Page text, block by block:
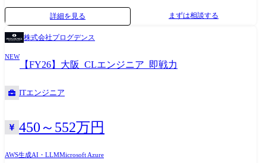
ドします。 国内初導入となる技術や製品を含む高難易度案件の実績もあ
り、常にチャレンジングな環境でスキルを磨けます。 さらに、急速に変
化するビジネスニーズに対応するため、SASEの概念を軸としたクラウド
セキュリティサービスの設計・導入にも取り組み、次世代のネットワー
クセキュリティを実現します。 2019年に発足した関西事業部は、これま
での実績と信頼により上流工程の案件で多数のご相談をいただいていま
す。 現在は事業拡大フェーズにあり、さらなる成長を目指して、一緒に
事業を盛り上げる中核メンバーを募集しています! 経営陣もエンジニア出
キャリアやスキルを考慮し、3年後、5年後、10年後を見据えた長期的な
キャリア形成を伴走します。 ●対応技術例 L2/L3からL7(Cisco,YAMAHA
詳細を見る まずは相談する
株式会社プログデンス
NEW
【FY26】大阪_CLエンジニア_即戦力
ITエンジニア
450～552万円
AWS生成AI・LLMMicrosoft Azure